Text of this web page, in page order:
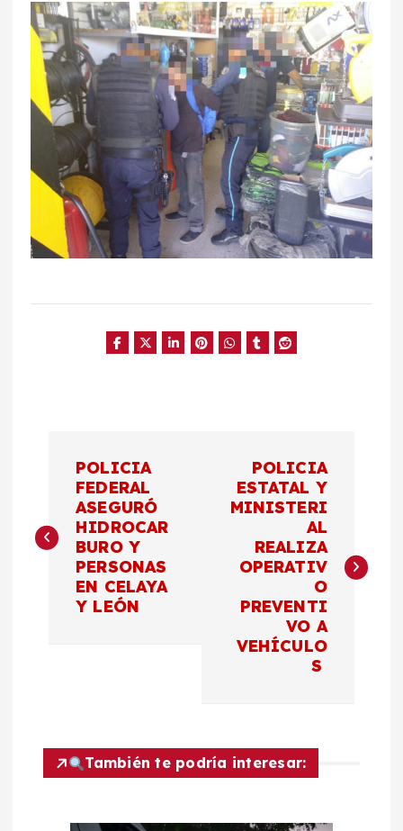
v
POLICIA
FEDERAL
ASEGURÓ
HIDROCAR
BURO Y
PERSONAS
EN CELAYA
Y LEÓN
POLICIA
ESTATAL Y
MINISTERI
AL
REALIZA
OPERATIV
O
PREVENTI
VO A
VEHÍCULO
S
También te podría interesar: